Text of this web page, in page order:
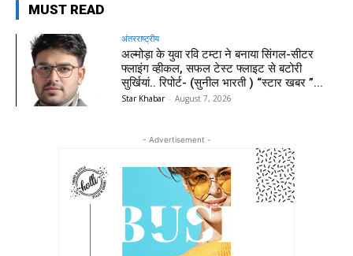
MUST READ
अंतरराष्ट्रीय
अल्मोड़ा के युवा रवि टम्टा ने बनाया सिंगल-सीटर
फ्लाइंग व्हीकल, सफल टेस्ट फ्लाइट से बटोरी
सुर्खियां.. रिपोर्ट- (सुनील भारती ) “स्टार खबर ”...
Star Khabar - August 7, 2026
- Advertisement -